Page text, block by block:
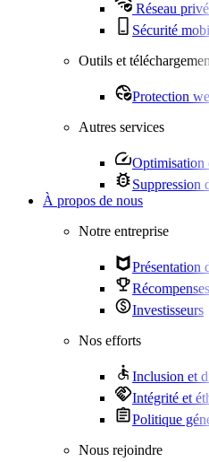
Réseau
Sécurité
Outils et
Protection
Autres services
Optimisation
Suppression
À propos de nous
Notre entreprise
Présentation
Investisseurs
Nos efforts
Inclusion et
Intégrité et
Politique
Nous rejoindre